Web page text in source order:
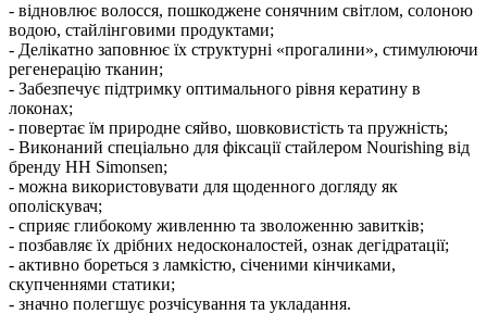
- відновлює волосся, пошкоджене сонячним світлом, солоною
водою, стайлінговими продуктами;
- Делікатно заповнює їх структурні «прогалини», стимулюючи
регенерацію тканин;
- Забезпечує підтримку оптимального рівня кератину в
локонах;
- повертає їм природне сяйво, шовковистість та пружність;
- Виконаний спеціально для фіксації стайлером Nourishing від
бренду HH Simonsen;
- можна використовувати для щоденного догляду як
ополіскувач;
- сприяє глибокому живленню та зволоженню завитків;
- позбавляє їх дрібних недосконалостей, ознак дегідратації;
- активно бореться з ламкістю, січеними кінчиками,
скупченнями статики;
- значно полегшує розчісування та укладання.